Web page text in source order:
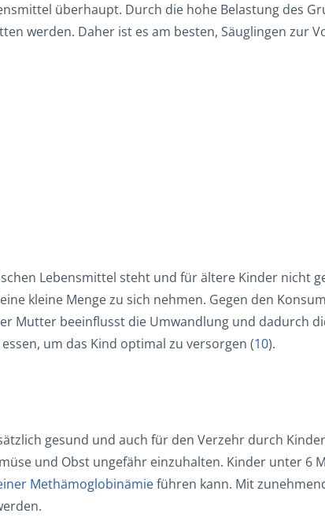
überhaupt. Durch die hohe Belastung des
werden. Daher ist es am besten, Säuglingen zur
Lebensmittel steht und für ältere Kinder nicht
kleine Menge zu sich nehmen. Gegen den
Mutter beeinflusst die Umwandlung und dadurch
um das Kind optimal zu versorgen (10).
gesund und auch für den Verzehr durch
und Obst ungefähr einzuhalten. Kinder unter 6
Methämoglobinämieführen kann. Mit